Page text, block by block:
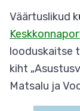
Väärtuslikud
looduskaitse
kiht
Matsalu ja